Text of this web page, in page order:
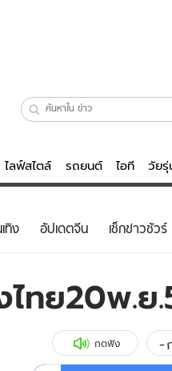
ไลฟ์สไตล์ รถยนต์ ไอที วัยรุ่
ไลฟ์สไตล์
วัยรุ่น
รถยนต์
ทิง อัปเดตจีน เช็กข่าวชัวร์
ไทย20พ.ย
กดฟัง -